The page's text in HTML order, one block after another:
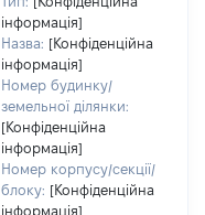
інформація]
Назва: [Конфіденційна
інформація]
Номер будинку/
земельної ділянки:
[Конфіденційна
інформація]
Номер корпусу/секції/
блоку: [Конфіденційна
інформація]